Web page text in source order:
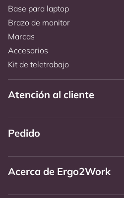
Base para laptop
Brazo de monitor
Marcas
Accesorios
Kit de teletrabajo
Atención al cliente
Pedido
Acerca de Ergo2Work